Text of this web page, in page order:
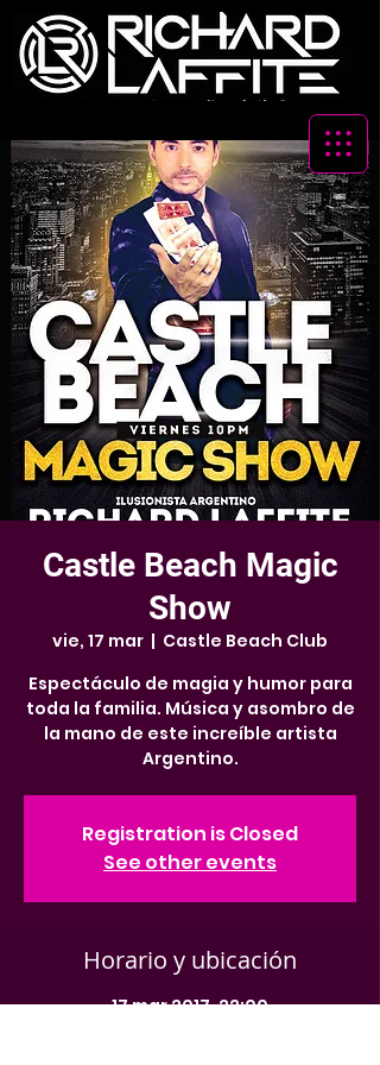
Castle Beach Magic
Show
vie, 17 mar
  |
Castle Beach Club
Espectáculo de magia y humor para
toda la familia. Música y asombro de
la mano de este increíble artista
Argentino.
Registration is Closed
See other events
Horario y ubicación
17 mar 2017, 22:00